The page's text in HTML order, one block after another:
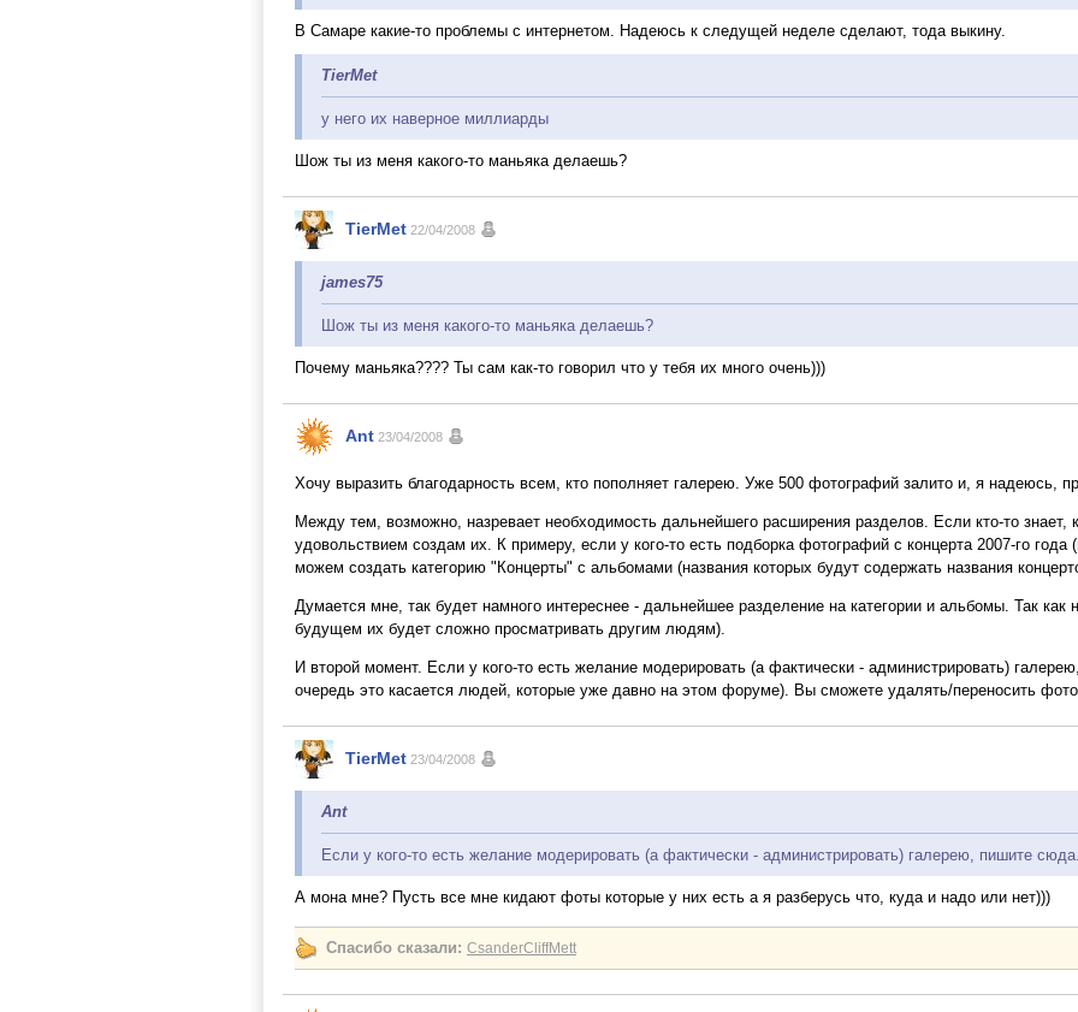
В Самаре какие-то проблемы с интернетом. Надеюсь к следущей неделе сделают, тода выкину.
TierMet
у него их наверное миллиарды
Шож ты из меня какого-то маньяка делаешь?
TierMet 22/04/2008
james75
Шож ты из меня какого-то маньяка делаешь?
Почему маньяка???? Ты сам как-то говорил что у тебя их много очень)))
Ant 23/04/2008
Хочу выразить благодарность всем, кто пополняет галерею. Уже 500 фотографий залито и, я надеюсь,
Между тем, возможно, назревает необходимость дальнейшего расширения разделов. Если кто-то знает,
удовольствием создам их. К примеру, если у кого-то есть подборка фотографий с концерта 2007-го
можем создать категорию "Концерты" с альбомами (названия которых будут содержать названия
Думается мне, так будет намного интереснее - дальнейшее разделение на категории и альбомы. Так
будущем их будет сложно просматривать другим людям).
И второй момент. Если у кого-то есть желание модерировать (а фактически - администрировать)
очередь это касается людей, которые уже давно на этом форуме). Вы сможете удалять/переносить
TierMet 23/04/2008
Ant
Если у кого-то есть желание модерировать (а фактически - администрировать) галерею, пишите сюда.
А мона мне? Пусть все мне кидают фоты которые у них есть а я разберусь что, куда и надо или нет)))
Спасибо сказали: CsanderCliffMett